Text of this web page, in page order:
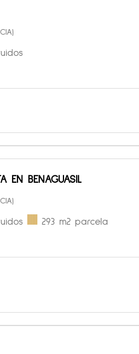
EN BENAGUASIL
293 m2 parcela